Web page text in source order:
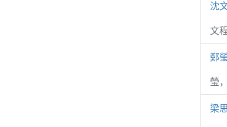
沈
文
鄭
瑩
梁